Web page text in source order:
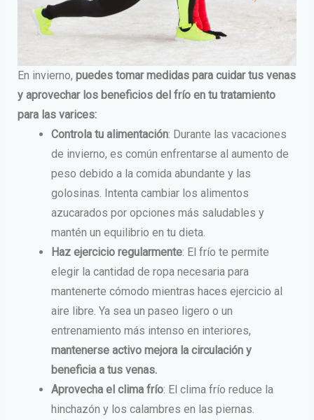
En invierno, puedes tomar medidas para cuidar tus venas
y aprovechar los beneficios del frío en tu tratamiento
para las varices:
Controla tu alimentación: Durante las vacaciones
de invierno, es común enfrentarse al aumento de
peso debido a la comida abundante y las
golosinas. Intenta cambiar los alimentos
azucarados por opciones más saludables y
mantén un equilibrio en tu dieta.
Haz ejercicio regularmente: El frío te permite
elegir la cantidad de ropa necesaria para
mantenerte cómodo mientras haces ejercicio al
aire libre. Ya sea un paseo ligero o un
entrenamiento más intenso en interiores,
mantenerse activo mejora la circulación y
beneficia a tus venas.
Aprovecha el clima frío: El clima frío reduce la
hinchazón y los calambres en las piernas.